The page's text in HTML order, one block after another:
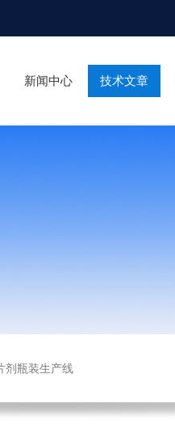
新闻中心 技术文章
剂瓶装生产线